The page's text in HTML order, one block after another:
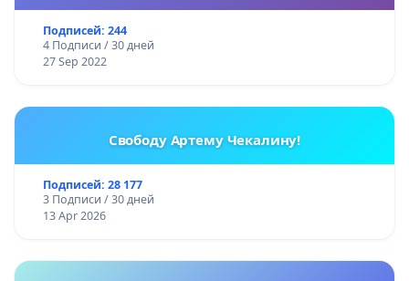
Подписей: 244
4 Подписи / 30 дней
27 Sep 2022
Свободу Артему Чекалину!
Подписей: 28 177
3 Подписи / 30 дней
13 Apr 2026